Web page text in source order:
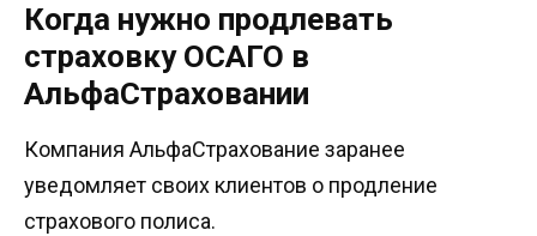
Когда нужно продлевать
страховку ОСАГО в
АльфаСтраховании
Компания АльфаСтрахование заранее
уведомляет своих клиентов о продление
страхового полиса.